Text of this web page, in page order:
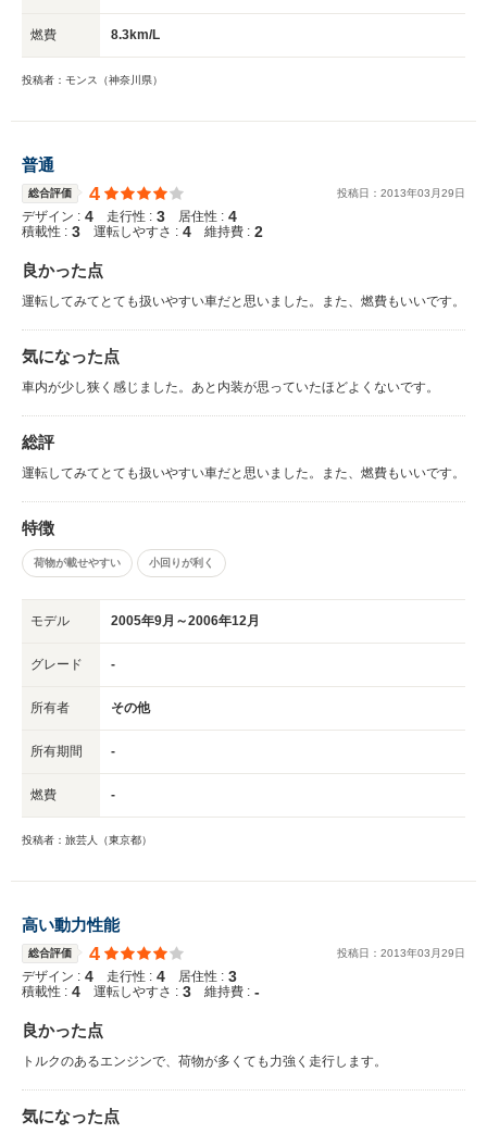
燃費 8.3km/L
投稿者：モンス（神奈川県）
普通
総合評価 4 投稿日： 2013年03 月29日
デザイン : 4 走行性 : 3 居住性 : 4
積載性 : 3 運転しやすさ : 4 維持費 : 2
良かった点
運転してみてとても扱いやすい車だと思いました。また、燃費もいいです。
気になった点
車内が少し狭く感じました。あと内装が思っていたほどよくないです。
総評
運転してみてとても扱いやすい車だと思いました。また、燃費もいいです。
特徴
荷物が載せやすい 小回りが利く
モデル 2005年9月～2006年12月
グレード -
所有者 その他
所有期間 -
燃費 -
投稿者：旅芸人（東京都）
高い動力性能
総合評価 4 投稿日： 2013年03 月29日
デザイン : 4 走行性 : 4 居住性 : 3
積載性 : 4 運転しやすさ : 3 維持費 : -
良かった点
トルクのあるエンジンで、荷物が多くても力強く走行します。
気になった点